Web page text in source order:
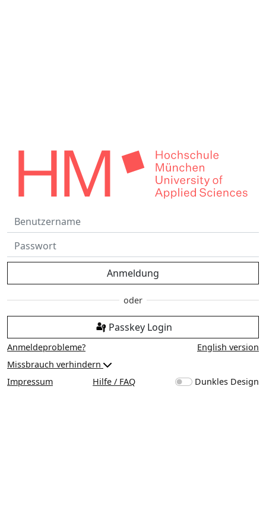
Anmeldung
Passkey Login
Anmeldeprobleme?
English version
Missbrauch verhindern
Impressum
Hilfe / FAQ Dunkles Design